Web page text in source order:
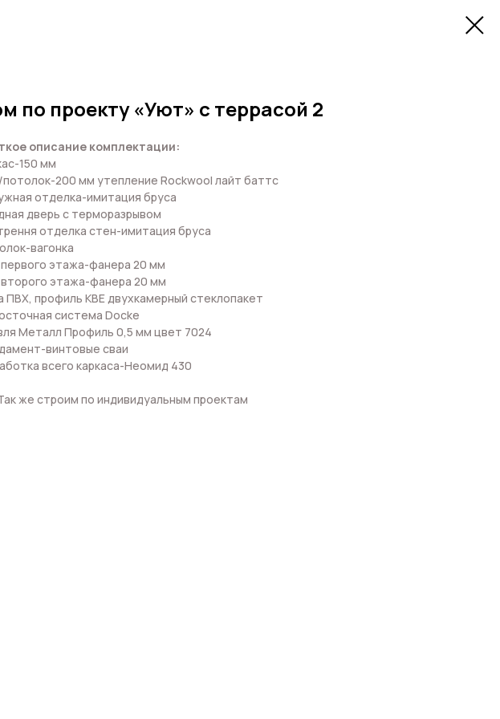
по проекту «Уют» с террасой 2
описание комплектации:
150 мм
200 мм утепление Rockwool лайт баттс
отделка-имитация бруса
дверь с терморазрывом
отделка стен-имитация бруса
вагонка
этажа-фанера 20 мм
этажа-фанера 20 мм
ПВХ, профиль КВЕ двухкамерный стеклопакет
система Docke
Металл Профиль 0,5 мм цвет 7024
винтовые сваи
всего каркаса-Неомид 430
же строим по индивидуальным проектам